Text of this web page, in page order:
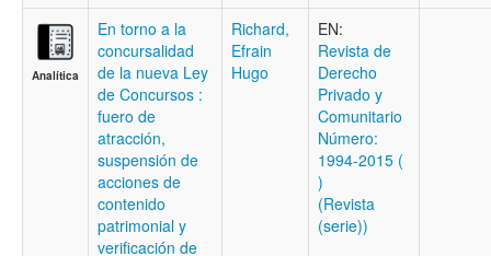
Analítica
En torno a la
concursalidad
de la nueva Ley
de Concursos :
fuero de
atracción,
suspensión de
acciones de
contenido
patrimonial y
verificación de
Richard,
Efrain
Hugo
EN:
Revista de
Derecho
Privado y
Comunitario
Número:
1994-2015 (
)
(Revista
(serie))